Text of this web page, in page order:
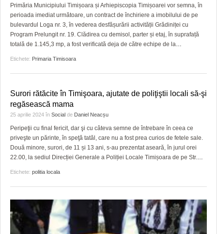
Primăria Municipiului Timișoara și Arhiepiscopia Timișoarei vor semna, în
perioada imediat următoare, un contract de închiriere a imobilului de pe
bulevardul Loga nr. 3, în vederea desfășurării activității Grădiniței cu
Program Prelungit nr. 19. Clădirea cu demisol, parter și etaj, în suprafață
totală de 1.145,3 mp, a fost verificată deja de către echipe de la…
Etichete: Primaria Timisoara
Surori rătăcite în Timişoara, ajutate de poliţiştii locali să-şi
regăsească mama
25 aprilie 2024 în Social de Daniel Neacșu
Peripeţii cu final fericit, dar şi cu câteva semne de întrebare în ceea ce
priveşte un părinte, în speţă tatăl, care nu a fost prea curios de fetele sale.
Două minore, surori, de 11 și 13 ani, s-au prezentat aseară, în jurul orei
22.00, la sediul Direcției Generale a Poliției Locale Timișoara de pe Str.…
Etichete: politia locala